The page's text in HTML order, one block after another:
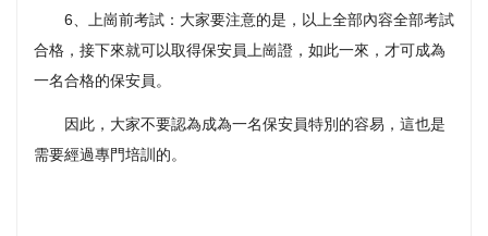
6、上崗前考試：大家要注意的是，以上全部內容全部考試
合格，接下來就可以取得保安員上崗證，如此一來，才可成為
一名合格的保安員。
因此，大家不要認為成為一名保安員特別的容易，這也是
需要經過專門培訓的。